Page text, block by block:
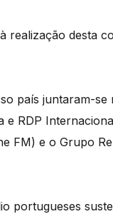
realização desta
país juntaram-
RDP
FM) e o Grupo
portugueses